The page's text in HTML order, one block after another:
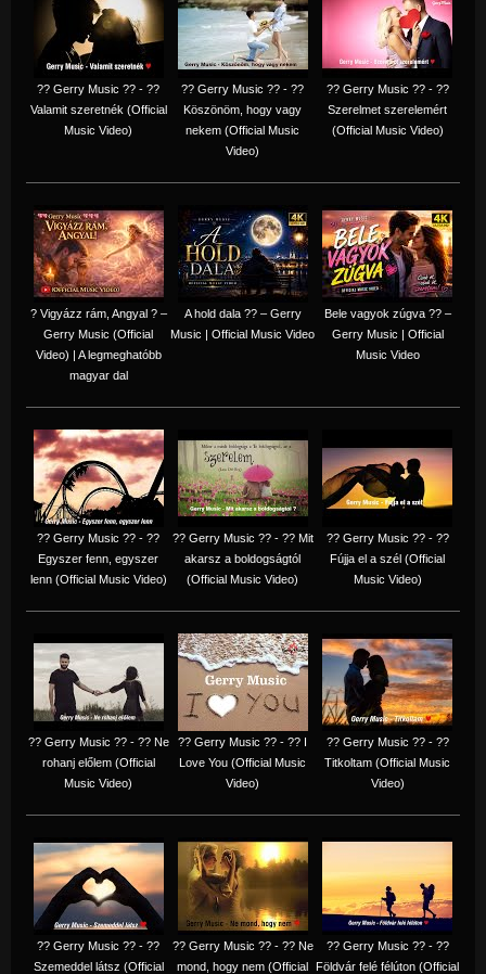
?? Gerry Music ?? - ??
Valamit szeretnék (Official
Music Video)
?? Gerry Music ?? - ??
Köszönöm, hogy vagy
nekem (Official Music
Video)
?? Gerry Music ?? - ??
Szerelmet szerelemért
(Official Music Video)
? Vigyázz rám, Angyal ? –
Gerry Music (Official
Video) | A legmeghatóbb
magyar dal
A hold dala ?? – Gerry
Music | Official Music Video
Bele vagyok zúgva ?? –
Gerry Music | Official
Music Video
?? Gerry Music ?? - ??
Egyszer fenn, egyszer
lenn (Official Music Video)
?? Gerry Music ?? - ?? Mit
akarsz a boldogságtól
(Official Music Video)
?? Gerry Music ?? - ??
Fújja el a szél (Official
Music Video)
?? Gerry Music ?? - ?? Ne
rohanj előlem (Official
Music Video)
?? Gerry Music ?? - ?? I
Love You (Official Music
Video)
?? Gerry Music ?? - ??
Titkoltam (Official Music
Video)
?? Gerry Music ?? - ??
Szemeddel látsz (Official
?? Gerry Music ?? - ?? Ne
mond, hogy nem (Official
?? Gerry Music ?? - ??
Földvár felé félúton (Official